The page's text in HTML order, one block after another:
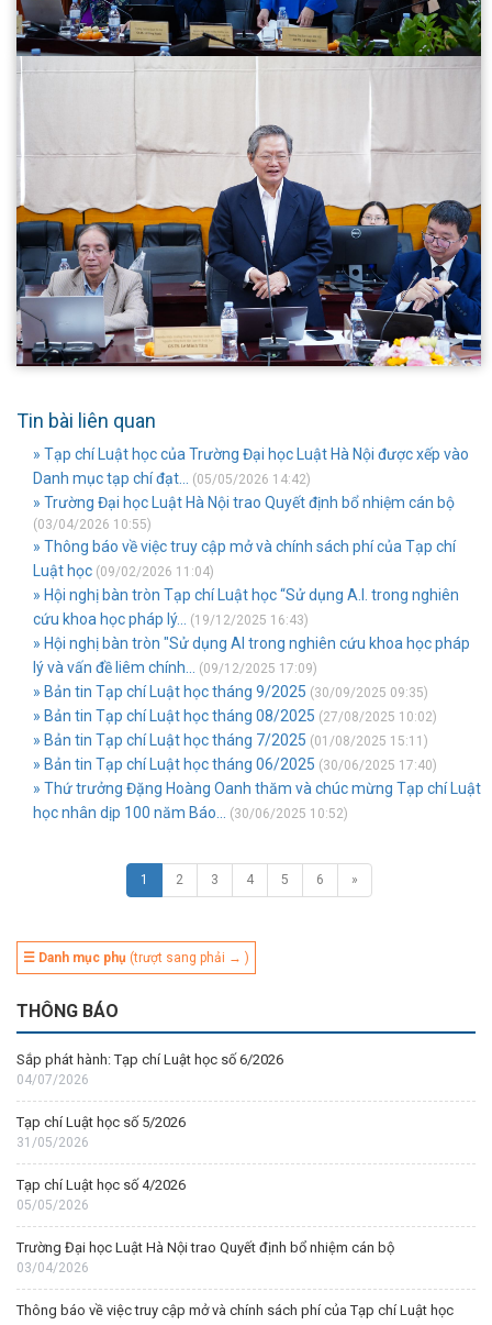
Tin bài liên quan
» Tạp chí Luật học của Trường Đại học Luật Hà Nội được xếp vào
Danh mục tạp chí đạt...
(05/05/2026 14:42)
» Trường Đại học Luật Hà Nội trao Quyết định bổ nhiệm cán bộ
(03/04/2026 10:55)
» Thông báo về việc truy cập mở và chính sách phí của Tạp chí
Luật học (09/02/2026 11:04)
» Hội nghị bàn tròn Tạp chí Luật học “Sử dụng A.I. trong nghiên
cứu khoa học pháp lý...
(19/12/2025 16:43)
» Hội nghị bàn tròn "Sử dụng AI trong nghiên cứu khoa học pháp
lý và vấn đề liêm chính...
(09/12/2025 17:09)
» Bản tin Tạp chí Luật học tháng 9/2025 (30/09/2025 09:35)
» Bản tin Tạp chí Luật học tháng 08/2025 (27/08/2025 10:02)
» Bản tin Tạp chí Luật học tháng 7/2025 (01/08/2025 15:11)
» Bản tin Tạp chí Luật học tháng 06/2025 (30/06/2025 17:40)
» Thứ trưởng Đặng Hoàng Oanh thăm và chúc mừng Tạp chí Luật
học nhân dịp 100 năm Báo...
(30/06/2025 10:52)
1 2 3 4 5 6 »
☰ Danh mục phụ (trượt sang phải → )
THÔNG BÁO
Sắp phát hành: Tạp chí Luật học số 6/2026
04/07/2026
Tạp chí Luật học số 5/2026
31/05/2026
Tạp chí Luật học số 4/2026
05/05/2026
Trường Đại học Luật Hà Nội trao Quyết định bổ nhiệm cán bộ
03/04/2026
Thông báo về việc truy cập mở và chính sách phí của Tạp chí Luật học